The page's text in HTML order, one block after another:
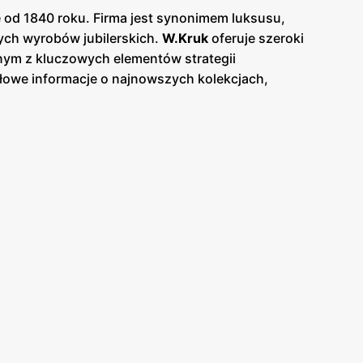
1840 roku. Firma jest synonimem luksusu,
wyrobów jubilerskich. W.Kruk oferuje szeroki
z kluczowych elementów strategii
informacje o najnowszych kolekcjach,
wydarzenia, takie jak pokazy mody i
Regularne
i jakością. Dzięki regularnym